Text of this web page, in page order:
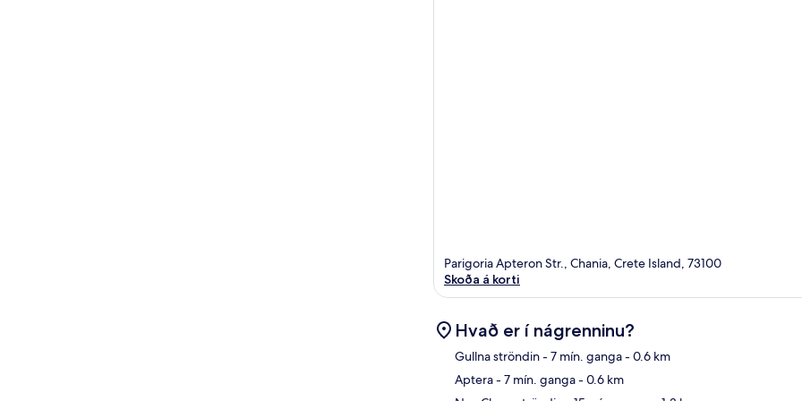
Parigoria Apteron Str., Chania, Crete Island, 73100
Skoða á korti
Hvað er í nágrenninu?
Gullna ströndin- 7 mín. ganga- 0.6 km
Aptera- 7 mín. ganga- 0.6 km